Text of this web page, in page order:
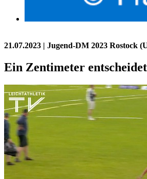
21.07.2023 | Jugend-DM 2023 Rostock
Ein Zentimeter